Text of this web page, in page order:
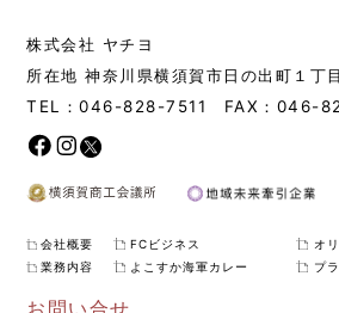
株式会社 ヤチヨ
所在地 神奈川県横須賀市日の出町１丁
TEL：046-828-7511 FAX： 046-
会社概要 FCビジネス
オ
業務内容
よこすか海軍カレー プ
お問い合せ